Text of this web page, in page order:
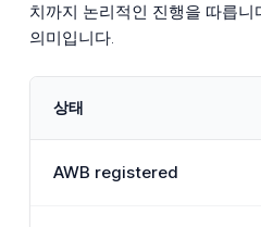
치까지 논리적인 진행을 따릅
의미입니다.
상태
AWB registered